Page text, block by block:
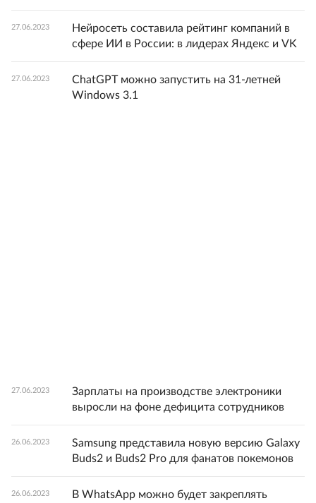
27.06.2023
Нейросеть составила рейтинг компаний в
сфере ИИ в России: в лидерах Яндекс и VK
27.06.2023
ChatGPT можно запустить на 31-летней
Windows 3.1
27.06.2023
Зарплаты на производстве электроники
выросли на фоне дефицита сотрудников
26.06.2023
Samsung представила новую версию Galaxy
Buds2 и Buds2 Pro для фанатов покемонов
26.06.2023
В WhatsApp можно будет закреплять